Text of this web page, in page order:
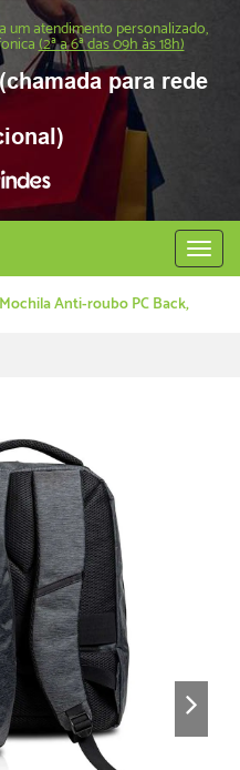
um atendimento personalizado,
(2ª a 6ª das 09h às 18h)
para rede
Abrir
menu
Anti-roubo PC Back,